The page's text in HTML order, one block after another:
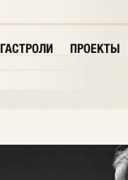
ГАСТРОЛИ ПРОЕКТЫ